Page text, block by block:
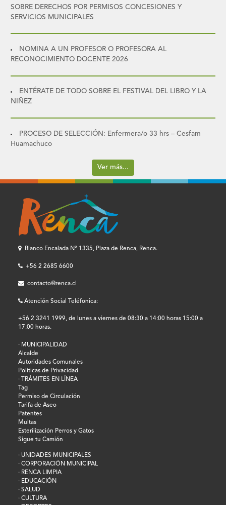
SOBRE DERECHOS POR PERMISOS CONCESIONES Y
SERVICIOS MUNICIPALES
NOMINA A UN PROFESOR O PROFESORA AL
RECONOCIMIENTO DOCENTE 2026
ENTÉRATE DE TODO SOBRE EL FESTIVAL DEL LIBRO Y LA
NIÑEZ
PROCESO DE SELECCIÓN: Enfermera/o 33 hrs – Cesfam
Huamachuco
Ver más...
Blanco Encalada Nº 1335, Plaza de Renca, Renca.
+56 2 2685 6600
contacto@renca.cl
Atención Social Teléfonica:
+56 2 3241 1999, de lunes a viernes de 08:30 a 14:00 horas 15:00 a
17:00 horas.
· MUNICIPALIDAD
Alcalde
Autoridades Comunales
Políticas de Privacidad
· TRÁMITES EN LÍNEA
Tag
Permiso de Circulación
Tarifa de Aseo
Patentes
Multas
Esterilización Perros y Gatos
Sigue tu Camión
· UNIDADES MUNICIPALES
· CORPORACIÓN MUNICIPAL
· RENCA LIMPIA
· EDUCACIÓN
· SALUD
· CULTURA